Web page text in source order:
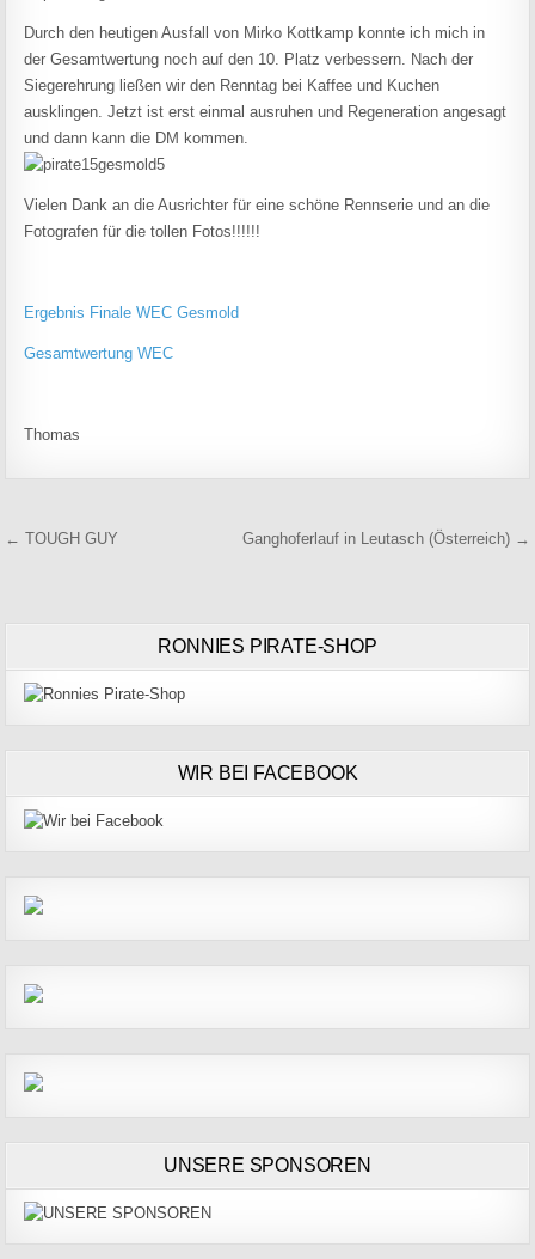
Durch den heutigen Ausfall von Mirko Kottkamp konnte ich mich in
der Gesamtwertung noch auf den 10. Platz verbessern. Nach der
Siegerehrung ließen wir den Renntag bei Kaffee und Kuchen
ausklingen. Jetzt ist erst einmal ausruhen und Regeneration angesagt
und dann kann die DM kommen.
Vielen Dank an die Ausrichter für eine schöne Rennserie und an die
Fotografen für die tollen Fotos!!!!!!
Ergebnis Finale WEC Gesmold
Gesamtwertung WEC
Thomas
Beitragsnavigation
← TOUGH GUY Ganghoferlauf in Leutasch (Österreich) →
RONNIES PIRATE-SHOP
WIR BEI FACEBOOK
UNSERE SPONSOREN